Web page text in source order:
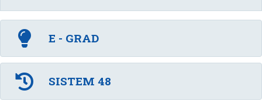
E - GRAD
SISTEM 48